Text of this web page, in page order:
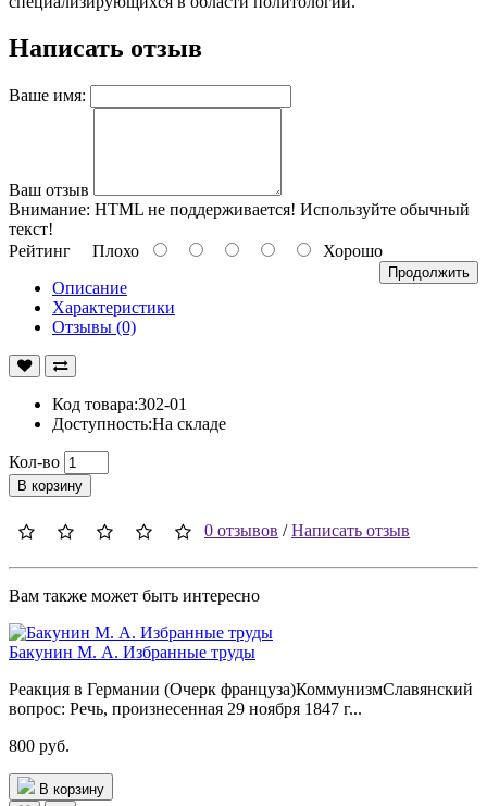
Написать отзыв
Ваше имя:
Ваш отзыв
Внимание: HTML не поддерживается! Используйте обычный
текст!
Рейтинг Плохо Хорошо
Продолжить
Описание
Характеристики
Отзывы (0)
Код товара:302-01
Доступность:На складе
Кол-во
В корзину
0 отзывов /Написать отзыв
Вам также может быть интересно
Бакунин М. А. Избранные труды
Реакция в Германии (Очерк француза)КоммунизмСлавянский
вопрос: Речь, произнесенная 29 ноября 1847 г...
800 руб.
В корзину